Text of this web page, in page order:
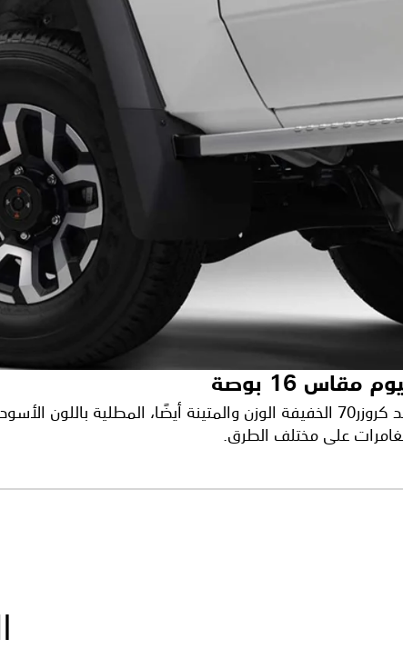
16 بوصة
تساعد عجلات لاند كروزر70 الخفيفة الوزن والمتينة أيضًا، المطلية
على مختلف الطرق.